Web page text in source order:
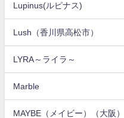
Lupinus(ルピナス)
Lush（香川県高松市）
LYRA～ライラ～
Marble
MAYBE（メイビー）（大阪）